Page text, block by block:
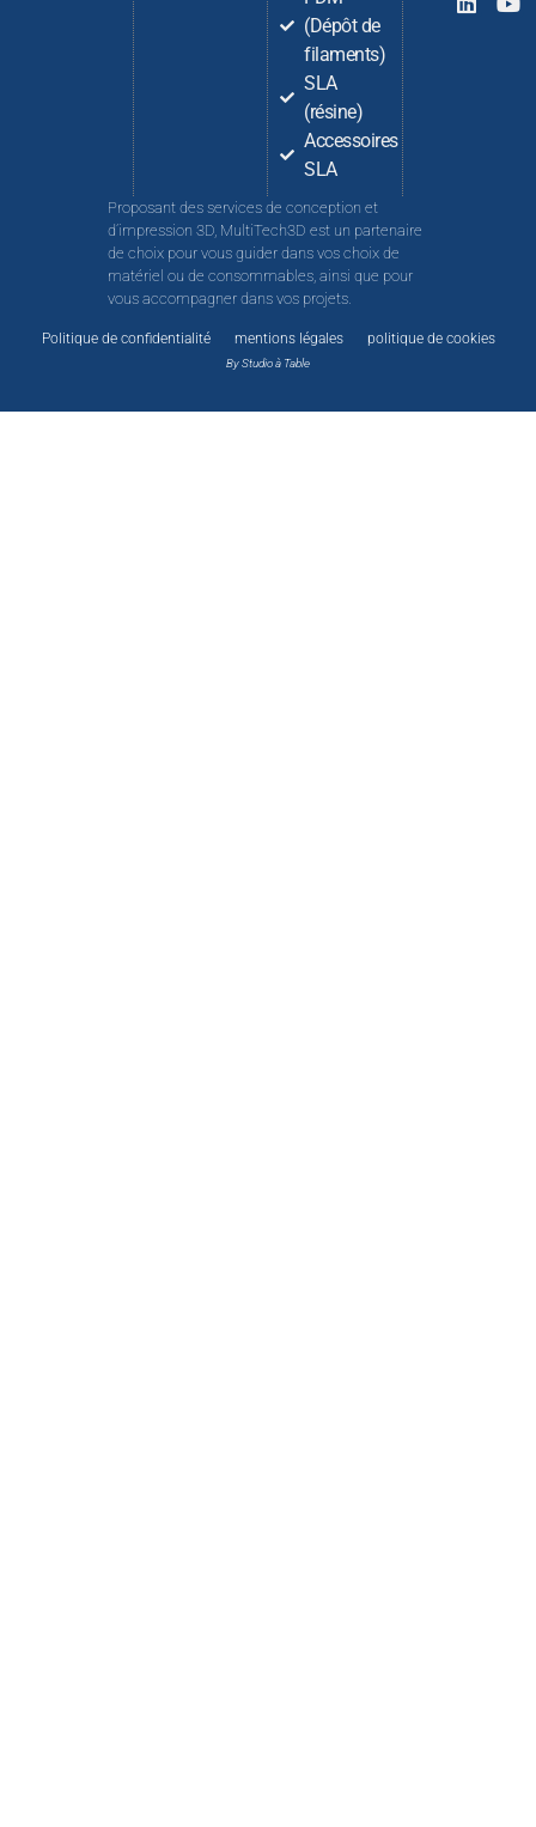
(Dépôt de
filaments)
SLA
(résine)
Accessoires
SLA
Proposant des services de conception et
d’impression 3D, MultiTech3D est un partenaire
de choix pour vous guider dans vos choix de
matériel ou de consommables, ainsi que pour
vous accompagner dans vos projets.
Politique de confidentialité mentions légales politique de cookies
By Studio à Table